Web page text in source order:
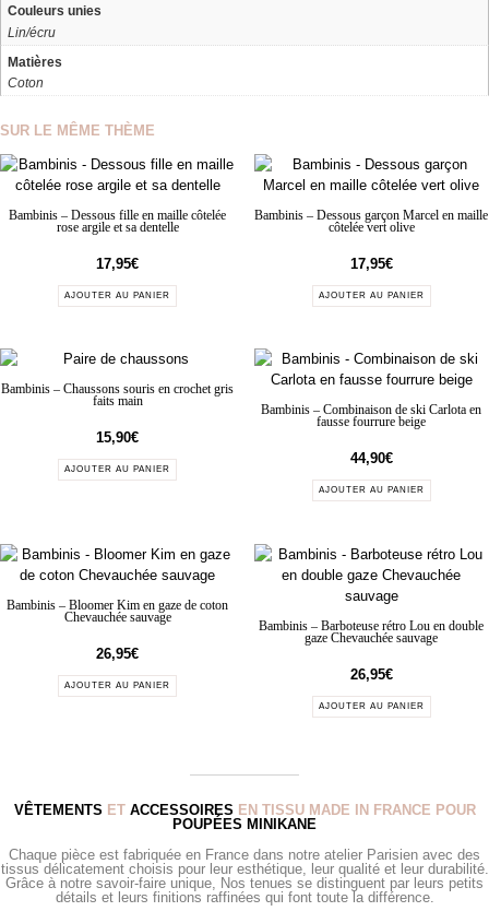
Couleurs unies
Lin/écru
Matières
Coton
SUR LE MÊME THÈME
Bambinis – Dessous fille en maille côtelée
rose argile et sa dentelle
17,95€
AJOUTER AU PANIER
Bambinis – Dessous garçon Marcel en maille
côtelée vert olive
17,95€
AJOUTER AU PANIER
Bambinis – Chaussons souris en crochet gris
faits main
15,90€
AJOUTER AU PANIER
Bambinis – Combinaison de ski Carlota en
fausse fourrure beige
44,90€
AJOUTER AU PANIER
Bambinis – Bloomer Kim en gaze de coton
Chevauchée sauvage
26,95€
AJOUTER AU PANIER
Bambinis – Barboteuse rétro Lou en double
gaze Chevauchée sauvage
26,95€
AJOUTER AU PANIER
VÊTEMENTS ET ACCESSOIRES EN TISSU MADE IN FRANCE POUR
POUPÉES MINIKANE
Chaque pièce est fabriquée en France dans notre atelier Parisien avec des
tissus délicatement choisis pour leur esthétique, leur qualité et leur durabilité.
Grâce à notre savoir-faire unique, Nos tenues se distinguent par leurs petits
détails et leurs finitions raffinées qui font toute la différence.